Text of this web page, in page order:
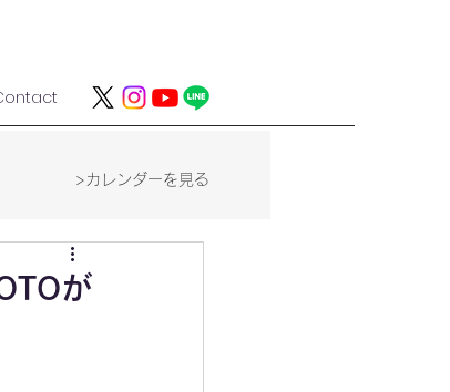
が
>カレンダーを見る